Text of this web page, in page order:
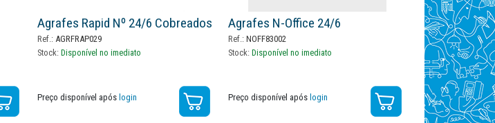
Agrafes Rapid Nº 24/6 Cobreados
Ref.:AGRFRAP029
Stock: Disponível no imediato
Preço disponível após login
Agrafes N-Office 24/6
Ref.: NOFF83002
Stock:Disponível no imediato
Preço disponível após login